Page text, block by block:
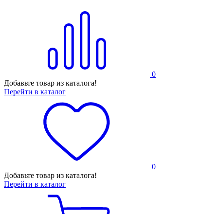
0
Добавьте товар из каталога!
Перейти в каталог
0
Добавьте товар из каталога!
Перейти в каталог